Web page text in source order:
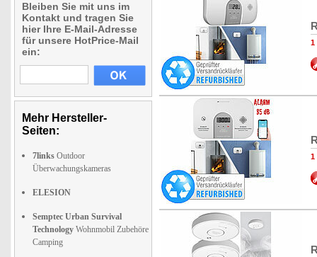
Bleiben Sie mit uns im
Kontakt und tragen Sie
hier Ihre E-Mail-Adresse
für unsere HotPrice-Mail
ein:
Mehr Hersteller-
Seiten:
7links Outdoor
Überwachungskameras
ELESION
Semptec Urban Survival
Technology Wohnmobil Zubehöre
Camping
1
1